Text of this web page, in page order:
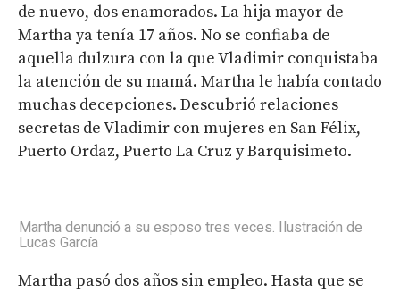
de nuevo, dos enamorados. La hija mayor de
Martha ya tenía 17 años. No se confiaba de
aquella dulzura con la que Vladimir conquistaba
la atención de su mamá. Martha le había contado
muchas decepciones. Descubrió relaciones
secretas de Vladimir con mujeres en San Félix,
Puerto Ordaz, Puerto La Cruz y Barquisimeto.
Martha denunció a su esposo tres veces. Ilustración de
Lucas García
Martha pasó dos años sin empleo. Hasta que se